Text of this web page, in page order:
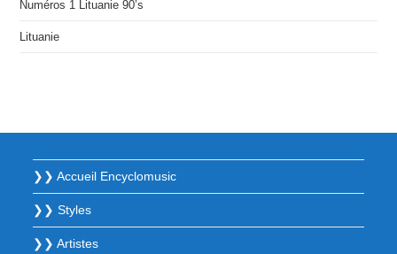
Numéros 1 Lituanie 90’s
Lituanie
❯❯ Accueil Encyclomusic
❯❯ Styles
❯❯ Artistes